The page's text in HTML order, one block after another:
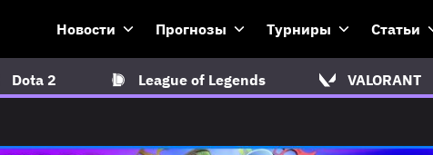
Новости Прогнозы Турниры Статьи
Dota 2 League of Legends VALORANT